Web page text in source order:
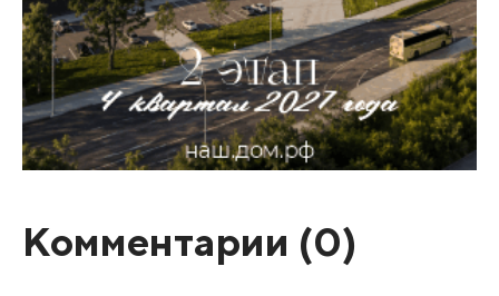
Комментарии (0)